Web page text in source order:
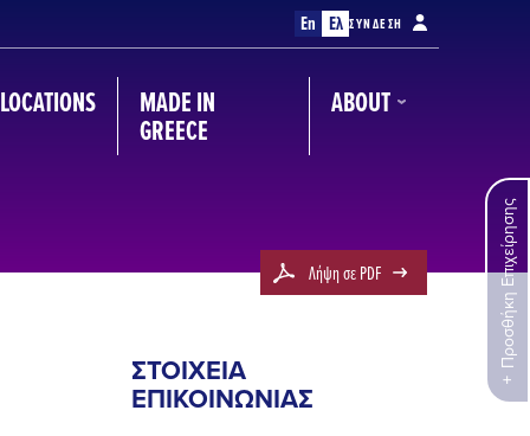
En Ελ ΣΎΝΔΕΣΗ
LOCATIONS MADE IN
GREECE
ABOUT
Προσθήκη Επιχείρησης
Λήψη σε PDF
ΣΤΟΙΧΕΊΑ
ΕΠΙΚΟΙΝΩΝΊΑΣ